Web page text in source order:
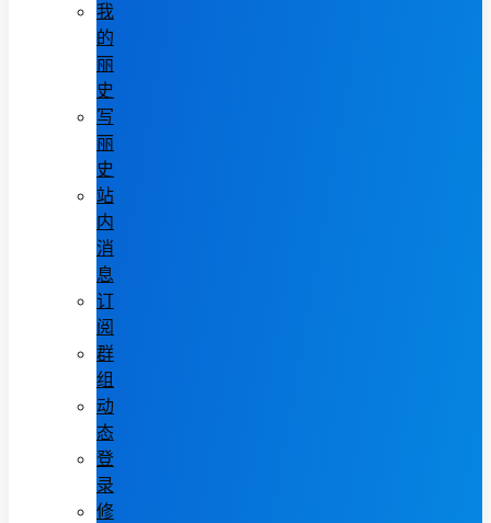
我
的
丽
史
写
丽
史
站
内
消
息
订
阅
群
组
动
态
登
录
修